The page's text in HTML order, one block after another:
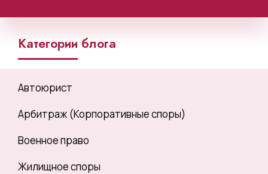
Категории блога
Автоюрист
Арбитраж (Корпоративные споры)
Военное право
Жилищное споры